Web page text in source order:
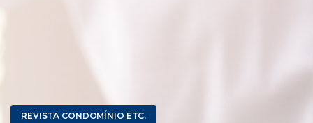
REVISTA CONDOMÍNIO ETC.